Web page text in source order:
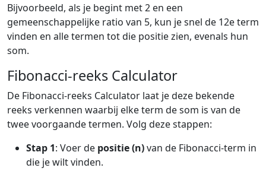
Bijvoorbeeld, als je begint met 2 en een
gemeenschappelijke ratio van 5, kun je snel de 12e term
vinden en alle termen tot die positie zien, evenals hun
som.
Fibonacci-reeks Calculator
De Fibonacci-reeks Calculator laat je deze bekende
reeks verkennen waarbij elke term de som is van de
twee voorgaande termen. Volg deze stappen:
Stap 1: Voer de positie (n)van de Fibonacci-term in
die je wilt vinden.